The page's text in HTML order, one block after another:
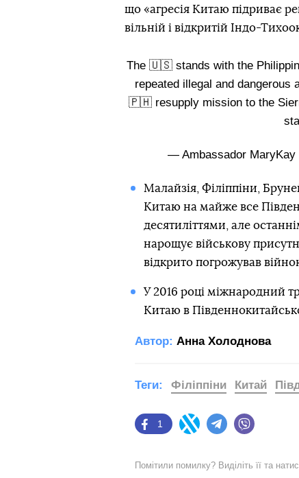
що «агресія Китаю підриває
вільній і відкритій Індо-
The 🇺🇸 stands with the
repeated illegal and
🇵🇭 resupply mission to the
— Ambassador MaryKay
Малайзія, Філіппіни,
Китаю на майже все
десятиліттями, але
нарощує військову
відкрито погрожував
У 2016 році міжнародний
Китаю в
Автор: Анна Холоднова
Facebook
1
Twitter Telegram
Теги: Філіппіни Китай
Помітили помилку? Виділіть її та